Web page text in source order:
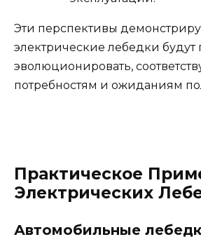
Эти перспективы
электрические лебедки будут
эволюционировать,
потребностям и ожиданиям
Практическое
Электрических
Автомобильные